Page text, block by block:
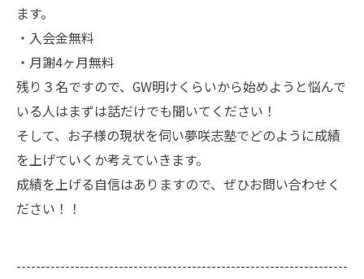
ます。
・入会金無料
・月謝4ヶ月無料
残り３名ですので、GW明けくらいから始めようと悩んで
いる人はまずは話だけでも聞いてください！
そして、お子様の現状を伺い夢咲志塾でどのように成績
を上げていくか考えていきます。
成績を上げる自信はありますので、ぜひお問い合わせく
ださい！！
--------------------------------------------------------------------